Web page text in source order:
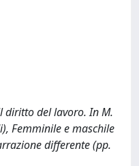
diritto del lavoro. In M.
Femminile e maschile
differente (pp.